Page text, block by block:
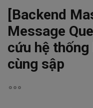
[Backend
Message
cứu hệ
cùng sập